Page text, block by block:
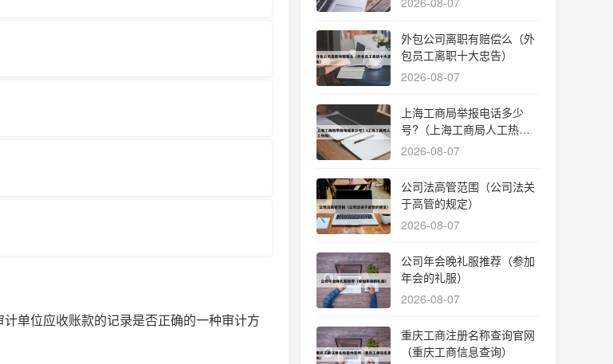
单位应收账款的记录是否正确的一种审计方
外包公司离职有赔偿么（外
包员工离职十大忠告）
2026-08-07
上海工商局举报电话多少
号?（上海工商局人工热
线）
2026-08-07
公司法高管范围（公司法关
于高管的规定）
2026-08-07
公司年会晚礼服推荐（参加
年会的礼服）
2026-08-07
重庆工商注册名称查询官网
（重庆工商信息查询）